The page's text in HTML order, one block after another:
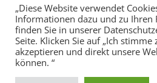
Datenschutzerklärung
„Diese Website verwendet
Informationen dazu und zu Ihren
finden Sie in unserer
Seite. Klicken Sie auf „Ich stimme
akzeptieren und direkt unsere
können. “